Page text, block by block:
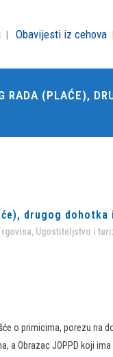
Obavijesti iz cehova
(PLAĆE),
drugog
, Ugostiteljstvo i
o primicima, porezu na
Obrazac JOPPD koji